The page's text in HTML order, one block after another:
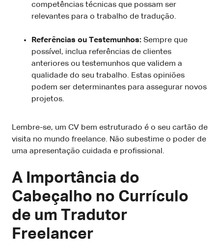
competências técnicas que possam ser
relevantes para o trabalho de tradução.
Referências ou Testemunhos: Sempre que
possível, inclua referências de clientes
anteriores ou testemunhos que validem a
qualidade do seu trabalho. Estas opiniões
podem ser determinantes para assegurar novos
projetos.
Lembre-se, um CV bem estruturado é o seu cartão de
visita no mundo freelance. Não subestime o poder de
uma apresentação cuidada e profissional.
A Importância do
Cabeçalho no Currículo
de um Tradutor
Freelancer